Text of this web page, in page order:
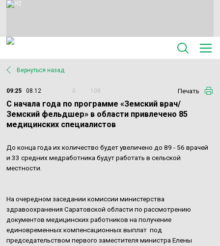
Вернуться назад
09:25 08.12 0 108 Печать
С начала года по программе «Земский врач/
Земский фельдшер» в области привлечено 85
медицинских специалистов
До конца года их количество будет увеличено до 89 - 56 врачей
и 33 средних медработника будут работать в сельской
местности.
На очередном заседании комиссии министерства
здравоохранения Саратовской области по рассмотрению
документов медицинских работников на получение
единовременных компенсационных выплат под
председательством первого заместителя министра Елены